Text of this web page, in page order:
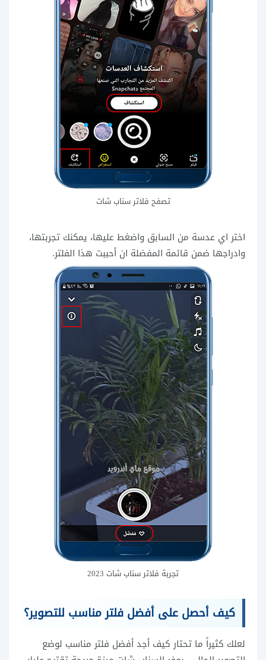
تصفح فلاتر سناب شات
اختر اي عدسة من السابق واضغط عليها، يمكنك تجربتها،
وادراجها ضمن قائمة المفضلة ان أحببت هذا الفلتر.
تجربة فلاتر سناب شات 2023
كيف أحصل على أفضل فلتر مناسب للتصوير؟
لعلك كثيراً ما تحتار كيف أجد أفضل فلتر مناسب لوضع